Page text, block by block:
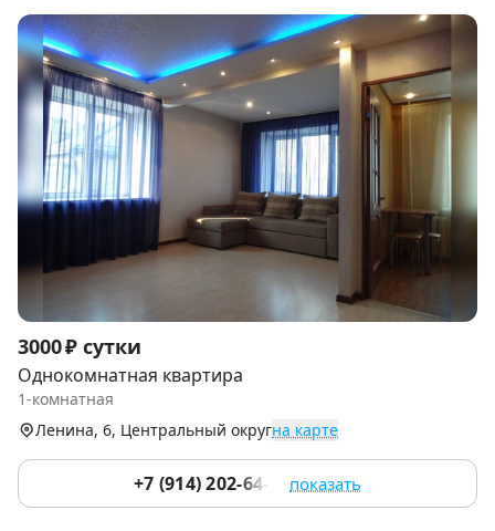
Item
1
of
7
3000 ₽ сутки
Однокомнатная квартира
1-комнатная
Ленина, 6, Центральный округна карте
+7 (914) 202-64-54 показать